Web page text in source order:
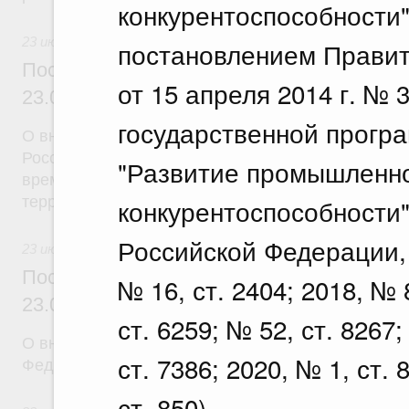
постановлением
от 15 апреля 2014 г. №
государственной
"Развитие
Российской
№ 16, ст. 2404; 2018, №
ст. 6259; № 52, ст.
ст. 7386; 2020, № 1, ст.
Постановление Правительства
23.07.2026 г. № 926
О внесении на ратификацию Соглашения между
временной трудовой деятельности граждан
Постановление Правительства
23.07.2026 г. № 928
О внесении изменений в постановление
Федерации от 20 июля 2011 г. № 590